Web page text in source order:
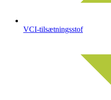
VCI-tilsætningsstof